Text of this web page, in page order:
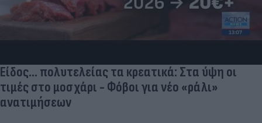
Είδος... πολυτελείας τα κρεατικά: Στα ύψη οι
τιμές στο μοσχάρι - Φόβοι για νέο «ράλι»
ανατιμήσεων